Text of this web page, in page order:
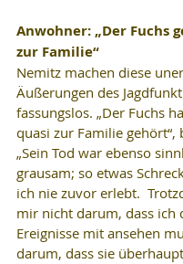
Anwohner: „Der Fuchs
zur Familie“
Nemitz machen diese
Äußerungen des
fassungslos. „Der Fuchs
quasi zur Familie gehört“,
„Sein Tod war ebenso
grausam; so etwas
ich nie zuvor erlebt.
mir nicht darum, dass ich
Ereignisse mit ansehen
darum, dass sie